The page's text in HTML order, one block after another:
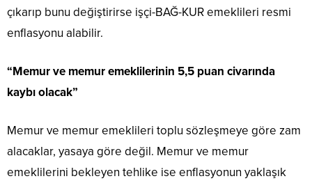
çıkarıp bunu değiştirirse işçi-BAĞ-KUR emeklileri resmi
enflasyonu alabilir.
“Memur ve memur emeklilerinin 5,5 puan civarında
kaybı olacak”
Memur ve memur emeklileri toplu sözleşmeye göre zam
alacaklar, yasaya göre değil. Memur ve memur
emeklilerini bekleyen tehlike ise enflasyonun yaklaşık